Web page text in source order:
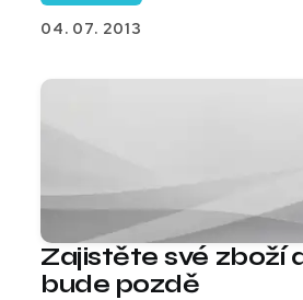
04. 07. 2013
Zajistěte své zboží
bude pozdě